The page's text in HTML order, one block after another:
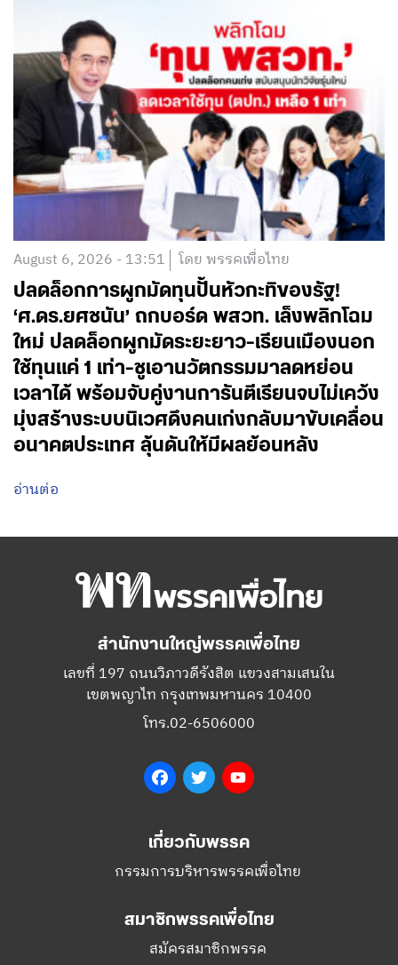
August 6, 2026 - 13:51 โดย พรรคเพื่อไทย
ปลดล็อกการผูกมัดทุนปั้นหัวกะทิของรัฐ!
‘ศ.ดร.ยศชนัน’ ถกบอร์ด พสวท. เล็งพลิกโฉม
ใหม่ ปลดล็อกผูกมัดระยะยาว-เรียนเมืองนอก
ใช้ทุนแค่ 1 เท่า-ชูเอานวัตกรรมมาลดหย่อน
เวลาได้ พร้อมจับคู่งานการันตีเรียนจบไม่เคว้ง
มุ่งสร้างระบบนิเวศดึงคนเก่งกลับมาขับเคลื่อน
อนาคตประเทศ ลุ้นดันให้มีผลย้อนหลัง
อ่านต่อ
สำนักงานใหญ่พรรคเพื่อไทย
เลขที่ 197 ถนนวิภาวดีรังสิต แขวงสามเสนใน
เขตพญาไท กรุงเทพมหานคร 10400
โทร.02-6506000
FacebookTwitter
เกี่ยวกับพรรค
กรรมการบริหารพรรคเพื่อไทย
สมาชิกพรรคเพื่อไทย
สมัครสมาชิกพรรค